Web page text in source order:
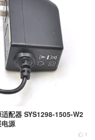
配器 SYS1298-1505-W2
源
 1